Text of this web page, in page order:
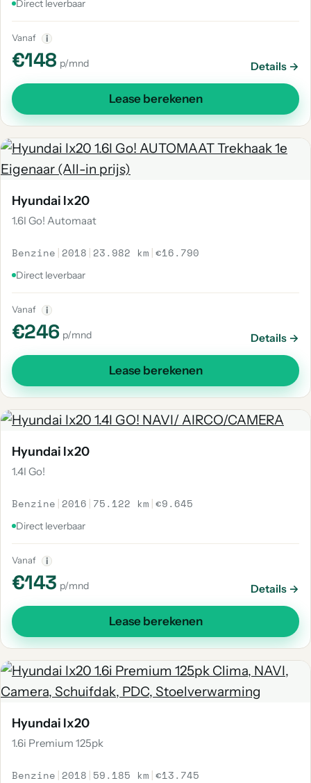
Direct leverbaar
Vanaf i
€148 p/mnd Details →
Lease berekenen
Hyundai Ix20
1.6I Go! Automaat
Benzine | 2018 | 23.982 km |€16.790
Direct leverbaar
Vanaf i
€246 p/mnd Details →
Lease berekenen
Hyundai Ix20
1.4I Go!
Benzine | 2016 | 75.122 km |€9.645
Direct leverbaar
Vanaf i
€143 p/mnd Details →
Lease berekenen
Hyundai Ix20
1.6i Premium 125pk
Benzine | 2018 | 59.185 km |€13.745